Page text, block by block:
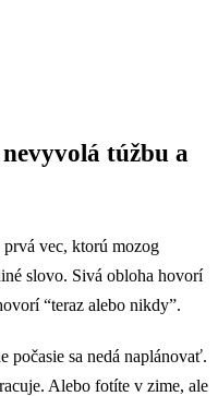
túžbu a
vec, ktorú mozog
slovo. Sivá obloha hovorí
“teraz alebo nikdy”.
počasie sa nedá naplánovať.
Alebo fotíte v zime, ale